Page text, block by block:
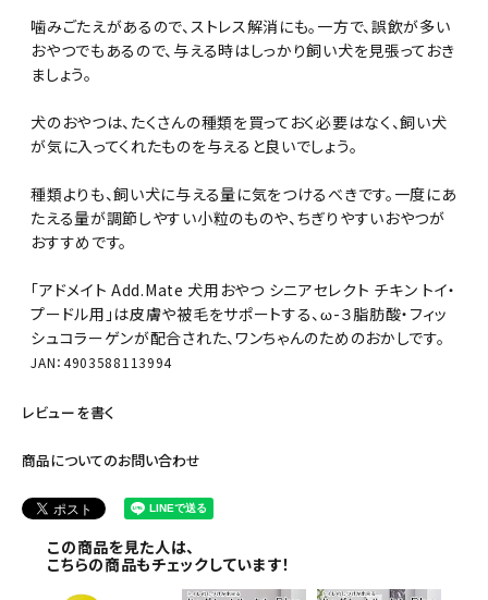
噛みごたえがあるので、ストレス解消にも。一方で、誤飲が多い
おやつでもあるので、与える時はしっかり飼い犬を見張っておき
ましょう。
犬のおやつは、たくさんの種類を買っておく必要はなく、飼い犬
が気に入ってくれたものを与えると良いでしょう。
種類よりも、飼い犬に与える量に気をつけるべきです。一度にあ
たえる量が調節しやすい小粒のものや、ちぎりやすいおやつが
おすすめです。
「アドメイト Add.Mate 犬用おやつ シニアセレクト チキン トイ・
プードル用」は皮膚や被毛をサポートする、ω-３脂肪酸・フィッ
シュコラーゲンが配合された、ワンちゃんのためのおかしです。
JAN：4903588113994
レビューを書く
商品についてのお問い合わせ
この商品を見た人は、
こちらの商品もチェックしています！